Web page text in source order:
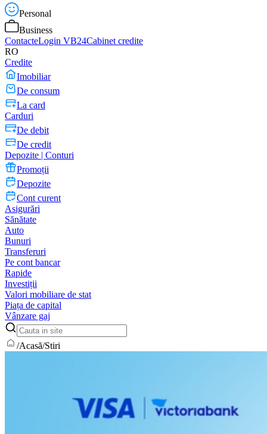
Personal
Business
ContacteLogin VB24Cabinet credite
RO
Credite
Imobiliar
De consum
La card
Carduri
De debit
De credit
Depozite | Conturi
Promoții
Depozite
Cont curent
Asigurări
Sănătate
Auto
Bunuri
Transferuri
Pe cont bancar
Rapide
Investiții
Valori mobiliare de stat
Piața de capital
Vânzare gaj
/Acasă/Stiri